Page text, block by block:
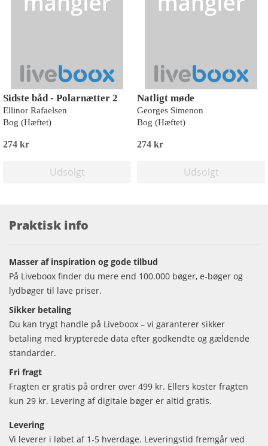
Sidste båd - Polarnætter 2
Ellinor Rafaelsen
Bog (Hæftet)
274 kr
Udsolgt
Natligt møde
Georges Simenon
Bog (Hæftet)
274 kr
Udsolgt
Praktisk info
Masser af inspiration og gode tilbud
På Liveboox finder du mere end 100.000 bøger, e-bøger og
lydbøger til lave priser.
Sikker betaling
Du kan trygt handle på Liveboox – vi garanterer sikker
betaling med krypterede data efter godkendte og gældende
standarder.
Fri fragt
Fragten er gratis på ordrer over 499 kr. Ellers koster fragten
kun 29 kr. Levering af digitale bøger er altid gratis.
Levering
Vi leverer i løbet af 1-5 hverdage. Leveringstid fremgår ved